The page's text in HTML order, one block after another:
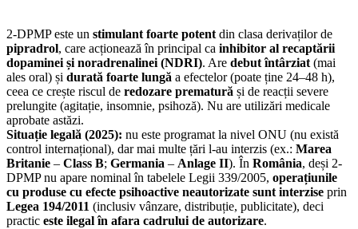
2-DPMP este un stimulant foarte potent din clasa derivaților de
pipradrol, care acționează în principal ca inhibitor al recaptării
dopaminei și noradrenalinei (NDRI). Are debut întârziat (mai
ales oral) și durată foarte lungă a efectelor (poate ține 24–48 h),
ceea ce crește riscul de redozare prematură și de reacții severe
prelungite (agitație, insomnie, psihoză). Nu are utilizări medicale
aprobate astăzi.
Situație legală (2025): nu este programat la nivel ONU (nu există
control internațional), dar mai multe țări l-au interzis (ex.: Marea
Britanie – Class B; Germania – Anlage II). În România, deși 2-
DPMP nu apare nominal în tabelele Legii 339/2005, operațiunile
cu produse cu efecte psihoactive neautorizate sunt interzise prin
Legea 194/2011 (inclusiv vânzare, distribuție, publicitate), deci
practic este ilegal în afara cadrului de autorizare.